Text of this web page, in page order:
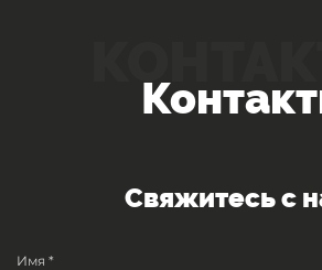
Свяжитесь с
Имя *